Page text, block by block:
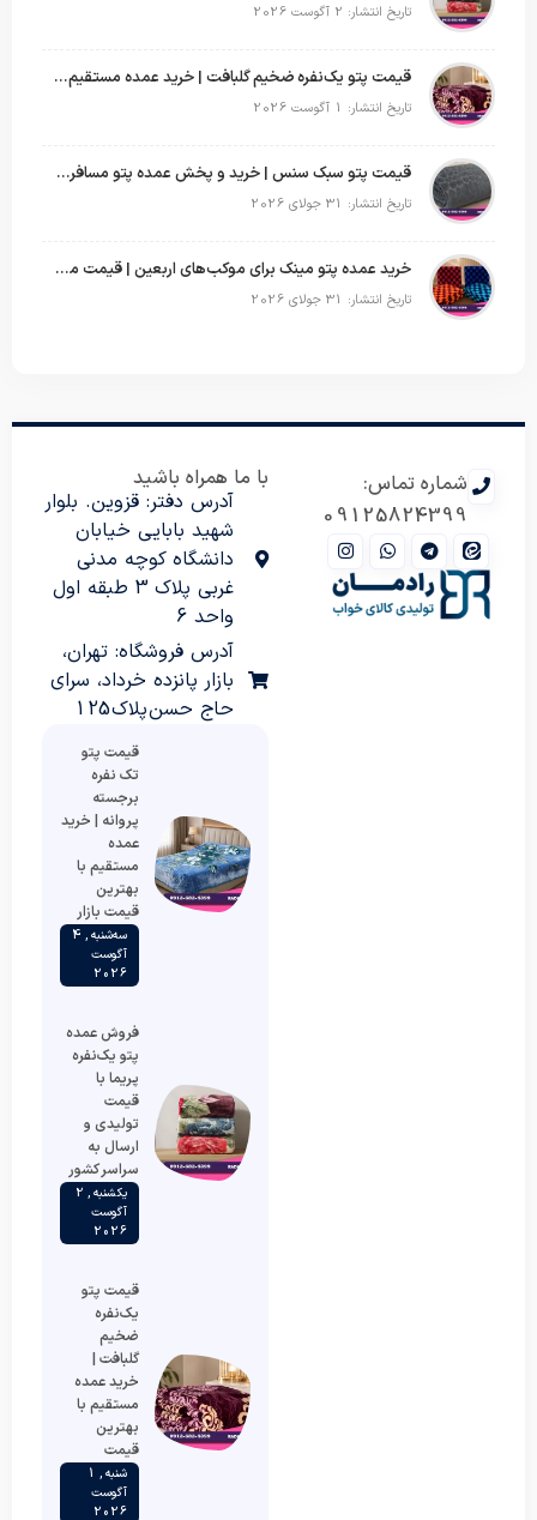
تاریخ انتشار: 2 آگوست 2026
قیمت پتو یک‌نفره ضخیم گلبافت | خرید عمده مستقیم با بهترین قیمت
تاریخ انتشار: 1 آگوست 2026
قیمت پتو سبک سنس | خرید و پخش عمده پتو مسافرتی Sense
تاریخ انتشار: 31 جولای 2026
خرید عمده پتو مینک برای موکب‌های اربعین | قیمت مناسب و ارسال سریع
تاریخ انتشار: 31 جولای 2026
شماره تماس:
09125824399
با ما همراه باشید
آدرس دفتر: قزوین. بلوار
شهید بابایی خیابان
دانشگاه کوچه مدنی
غربی پلاک 3 طبقه اول
واحد 6
آدرس فروشگاه: تهران،
بازار پانزده خرداد، سرای
حاج حسن پلاک 125
قیمت پتو
تک نفره
برجسته
پروانه | خرید
عمده
مستقیم با
بهترین
قیمت بازار
سه‌شنبه , 4
آگوست
2026
فروش عمده
پتو یک‌نفره
پریما با
قیمت
تولیدی و
ارسال به
سراسر کشور
یکشنبه , 2
آگوست
2026
قیمت پتو
یک‌نفره
ضخیم
گلبافت |
خرید عمده
مستقیم با
بهترین
قیمت
شنبه , 1
آگوست
2026